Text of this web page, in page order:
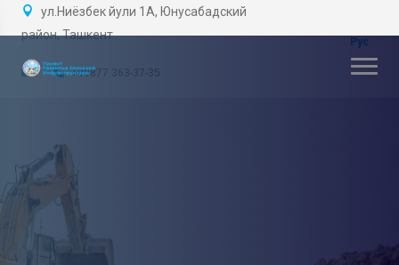
ул.Ниёзбек йули 1А, Юнусабадский
район, Ташкент
+99877 363-37-35